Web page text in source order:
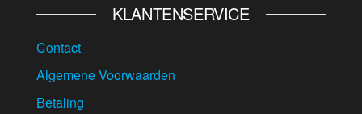
KLANTENSERVICE
Contact
Algemene Voorwaarden
Betaling